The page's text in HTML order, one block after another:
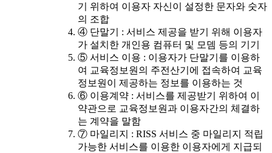
기 위하여 이용자 자신이 설정한 문자와 숫자
의 조합
④ 단말기 : 서비스 제공을 받기 위해 이용자
가 설치한 개인용 컴퓨터 및 모뎀 등의 기기
⑤ 서비스 이용 : 이용자가 단말기를 이용하
여 교육정보원의 주전산기에 접속하여 교육
정보원이 제공하는 정보를 이용하는 것
⑥ 이용계약 : 서비스를 제공받기 위하여 이
약관으로 교육정보원과 이용자간의 체결하
는 계약을 말함
⑦ 마일리지 : RISS 서비스 중 마일리지 적립
가능한 서비스를 이용한 이용자에게 지급되